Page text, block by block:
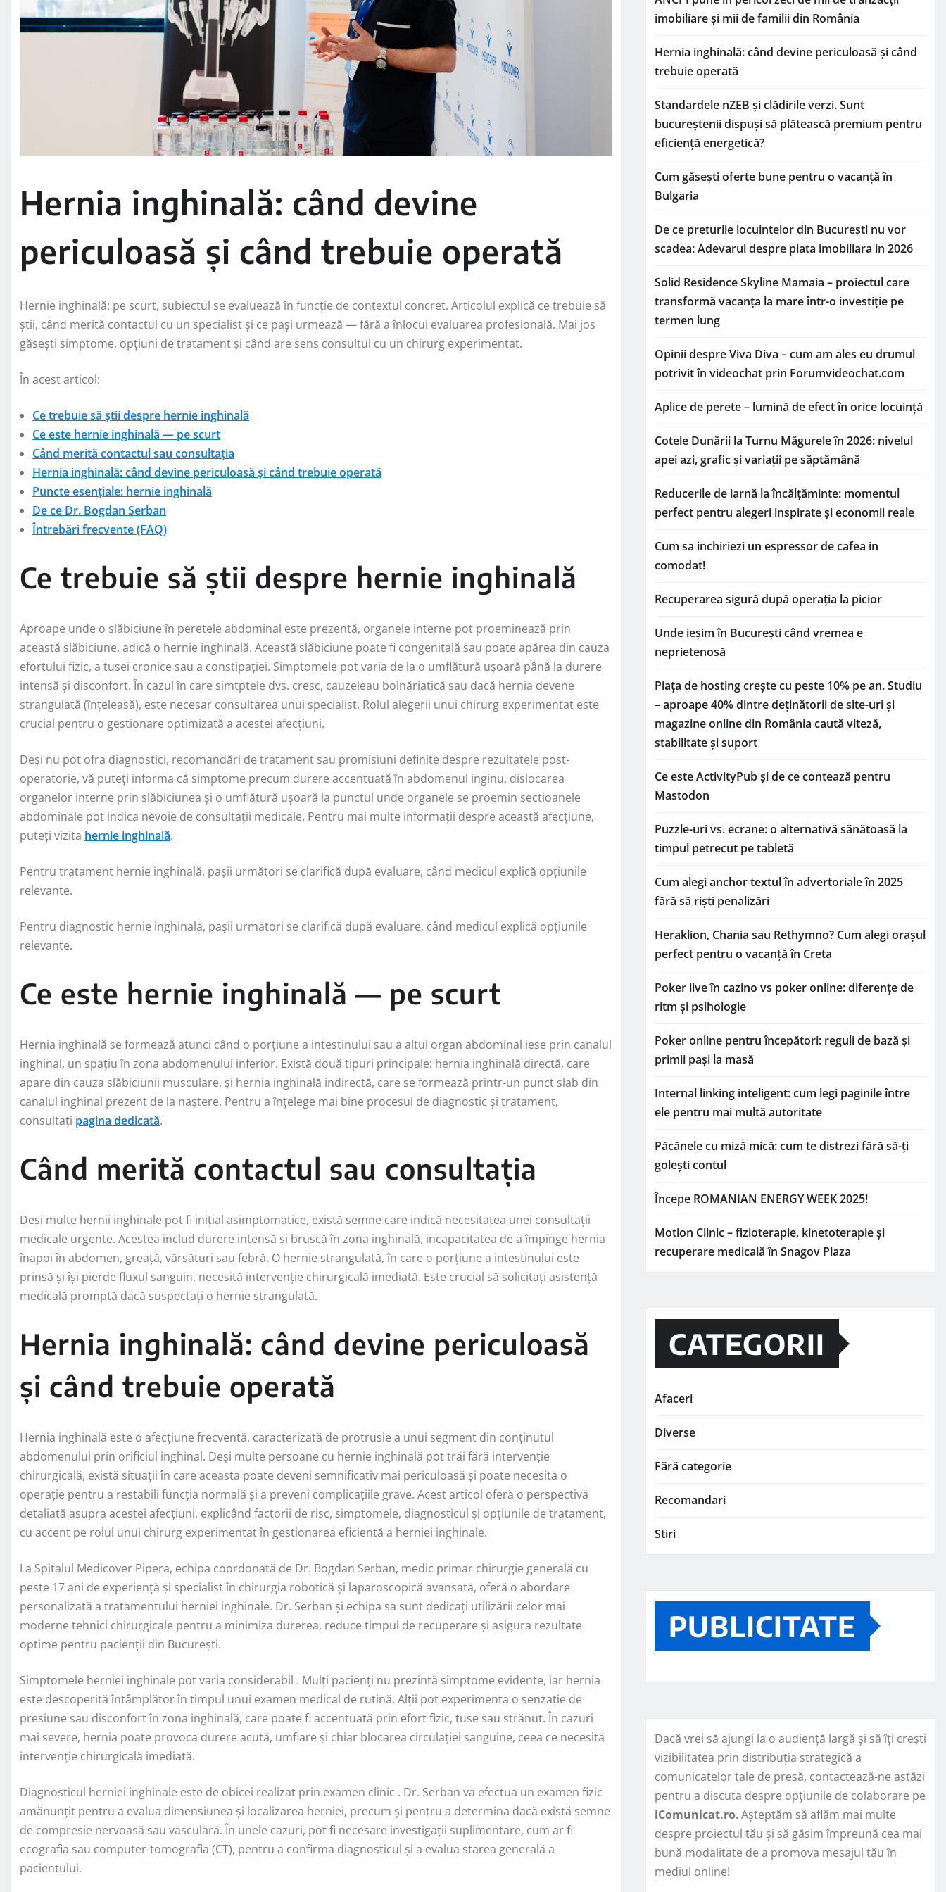
Hernia inghinală: când devine
periculoasă și când trebuie operată
Hernie inghinală: pe scurt, subiectul se evaluează în funcție de contextul concret. Articolul explică ce trebuie să
știi, când merită contactul cu un specialist și ce pași urmează — fără a înlocui evaluarea profesională. Mai jos
găsești simptome, opțiuni de tratament și când are sens consultul cu un chirurg experimentat.
În acest articol:
Ce trebuie să știi despre hernie inghinală
Ce este hernie inghinală — pe scurt
Când merită contactul sau consultația
Hernia inghinală: când devine periculoasă și când trebuie operată
Puncte esențiale: hernie inghinală
De ce Dr. Bogdan Serban
Întrebări frecvente (FAQ)
Ce trebuie să știi despre hernie inghinală
Aproape unde o slăbiciune în peretele abdominal este prezentă, organele interne pot proeminează prin
această slăbiciune, adică o hernie inghinală. Această slăbiciune poate fi congenitală sau poate apărea din cauza
efortului fizic, a tusei cronice sau a constipației. Simptomele pot varia de la o umflătură ușoară până la durere
intensă și disconfort. În cazul în care simtptele dvs. cresc, cauzeleau bolnăriatică sau dacă hernia devene
strangulată (înțeleasă), este necesar consultarea unui specialist. Rolul alegerii unui chirurg experimentat este
crucial pentru o gestionare optimizată a acestei afecțiuni.
Deși nu pot ofra diagnostici, recomandări de tratament sau promisiuni definite despre rezultatele post-
operatorie, vă puteți informa că simptome precum durere accentuată în abdomenul inginu, dislocarea
organelor interne prin slăbiciunea și o umflătură ușoară la punctul unde organele se proemin sectioanele
abdominale pot indica nevoie de consultații medicale. Pentru mai multe informații despre această afecțiune,
puteți vizita hernie inghinală.
Pentru tratament hernie inghinală, pașii următori se clarifică după evaluare, când medicul explică opțiunile
relevante.
Pentru diagnostic hernie inghinală, pașii următori se clarifică după evaluare, când medicul explică opțiunile
relevante.
Ce este hernie inghinală — pe scurt
Hernia inghinală se formează atunci când o porțiune a intestinului sau a altui organ abdominal iese prin canalul
inghinal, un spațiu în zona abdomenului inferior. Există două tipuri principale: hernia inghinală directă, care
apare din cauza slăbiciunii musculare, și hernia inghinală indirectă, care se formează printr-un punct slab din
canalul inghinal prezent de la naștere. Pentru a înțelege mai bine procesul de diagnostic și tratament,
consultați pagina dedicată.
Când merită contactul sau consultația
Deși multe hernii inghinale pot fi inițial asimptomatice, există semne care indică necesitatea unei consultații
medicale urgente. Acestea includ durere intensă și bruscă în zona inghinală, incapacitatea de a împinge hernia
înapoi în abdomen, greață, vărsături sau febră. O hernie strangulată, în care o porțiune a intestinului este
prinsă și își pierde fluxul sanguin, necesită intervenție chirurgicală imediată. Este crucial să solicitați asistență
medicală promptă dacă suspectați o hernie strangulată.
Hernia inghinală: când devine periculoasă
și când trebuie operată
Hernia inghinală este o afecțiune frecventă, caracterizată de protrusie a unui segment din conținutul
abdomenului prin orificiul inghinal. Deși multe persoane cu hernie inghinală pot trăi fără intervenție
chirurgicală, există situații în care aceasta poate deveni semnificativ mai periculoasă și poate necesita o
operație pentru a restabili funcția normală și a preveni complicațiile grave. Acest articol oferă o perspectivă
detaliată asupra acestei afecțiuni, explicând factorii de risc, simptomele, diagnosticul și opțiunile de tratament,
cu accent pe rolul unui chirurg experimentat în gestionarea eficientă a herniei inghinale.
La Spitalul Medicover Pipera, echipa coordonată de Dr. Bogdan Serban, medic primar chirurgie generală cu
peste 17 ani de experiență și specialist în chirurgia robotică și laparoscopică avansată, oferă o abordare
personalizată a tratamentului herniei inghinale. Dr. Serban și echipa sa sunt dedicați utilizării celor mai
moderne tehnici chirurgicale pentru a minimiza durerea, reduce timpul de recuperare și asigura rezultate
optime pentru pacienții din București.
Simptomele herniei inghinale pot varia considerabil . Mulți pacienți nu prezintă simptome evidente, iar hernia
este descoperită întâmplător în timpul unui examen medical de rutină. Alții pot experimenta o senzație de
presiune sau disconfort în zona inghinală, care poate fi accentuată prin efort fizic, tuse sau strănut. În cazuri
mai severe, hernia poate provoca durere acută, umflare și chiar blocarea circulației sanguine, ceea ce necesită
intervenție chirurgicală imediată.
Diagnosticul herniei inghinale este de obicei realizat prin examen clinic . Dr. Serban va efectua un examen fizic
amănunțit pentru a evalua dimensiunea și localizarea herniei, precum și pentru a determina dacă există semne
de compresie nervoasă sau vasculară. În unele cazuri, pot fi necesare investigații suplimentare, cum ar fi
ecografia sau computer-tomografia (CT), pentru a confirma diagnosticul și a evalua starea generală a
pacientului.
imobiliare și mii de familii din România
Hernia inghinală: când devine periculoasă și când
trebuie operată
Standardele nZEB și clădirile verzi. Sunt
bucureștenii dispuși să plătească premium pentru
eficiență energetică?
Cum găsești oferte bune pentru o vacanță în
Bulgaria
De ce preturile locuintelor din Bucuresti nu vor
scadea: Adevarul despre piata imobiliara in 2026
Solid Residence Skyline Mamaia – proiectul care
transformă vacanța la mare într-o investiție pe
termen lung
Opinii despre Viva Diva – cum am ales eu drumul
potrivit în videochat prin Forumvideochat.com
Aplice de perete – lumină de efect în orice locuință
Cotele Dunării la Turnu Măgurele în 2026: nivelul
apei azi, grafic și variații pe săptămână
Reducerile de iarnă la încălțăminte: momentul
perfect pentru alegeri inspirate și economii reale
Cum sa inchiriezi un espressor de cafea in
comodat!
Recuperarea sigură după operația la picior
Unde ieșim în București când vremea e
neprietenosă
Piața de hosting crește cu peste 10% pe an. Studiu
– aproape 40% dintre deținătorii de site-uri și
magazine online din România caută viteză,
stabilitate și suport
Ce este ActivityPub și de ce contează pentru
Mastodon
Puzzle-uri vs. ecrane: o alternativă sănătoasă la
timpul petrecut pe tabletă
Cum alegi anchor textul în advertoriale în 2025
fără să riști penalizări
Heraklion, Chania sau Rethymno? Cum alegi orașul
perfect pentru o vacanță în Creta
Poker live în cazino vs poker online: diferențe de
ritm și psihologie
Poker online pentru începători: reguli de bază și
primii pași la masă
Internal linking inteligent: cum legi paginile între
ele pentru mai multă autoritate
Păcănele cu miză mică: cum te distrezi fără să-ți
golești contul
Începe ROMANIAN ENERGY WEEK 2025!
Motion Clinic – fizioterapie, kinetoterapie și
recuperare medicală în Snagov Plaza
CATEGORII
Afaceri
Diverse
Fără categorie
Recomandari
Stiri
PUBLICITATE
Dacă vrei să ajungi la o audiență largă și să îți crești
vizibilitatea prin distribuția strategică a
comunicatelor tale de presă, contactează-ne astăzi
pentru a discuta despre opțiunile de colaborare pe
iComunicat.ro. Așteptăm să aflăm mai multe
despre proiectul tău și să găsim împreună cea mai
bună modalitate de a promova mesajul tău în
mediul online!